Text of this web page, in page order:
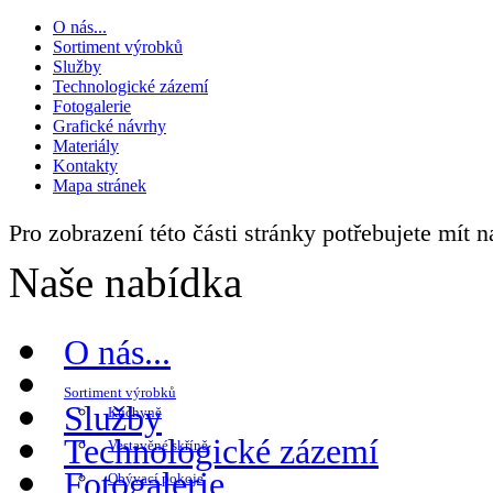
O nás...
Sortiment výrobků
Služby
Technologické zázemí
Fotogalerie
Grafické návrhy
Materiály
Kontakty
Mapa stránek
Pro zobrazení této části stránky potřebujete mít
Naše nabídka
O nás...
Sortiment výrobků
Kuchyně
Vestavěné skříně
Obývací pokoje
Služby
Technologické zázemí
Fotogalerie